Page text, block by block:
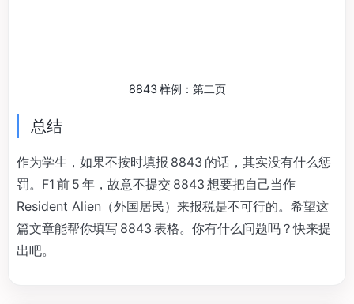
8843 样例：第二页
总结
作为学生，如果不按时填报 8843 的话，其实没有什么惩
罚。F1 前 5 年，故意不提交 8843 想要把自己当作
Resident Alien（外国居民）来报税是不可行的。希望这
篇文章能帮你填写 8843 表格。你有什么问题吗？快来提
出吧。